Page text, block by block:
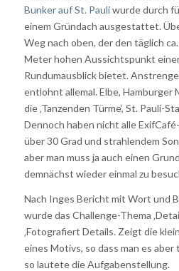
Bunker auf St. Pauliwurde durch
einem Gründach ausgestattet.
Weg nach oben, der den täglich
Meter hohen Aussichtspunkt
Rundumausblick bietet.
entlohnt allemal. Elbe, Hamburger
die ‚Tanzenden Türme‘, St. Pauli-
Dennoch haben nicht alle
über 30 Grad und strahlendem
aber man muss ja auch einen
demnächst wieder einmal zu
Nach Inges Bericht mit Wort und
wurde das Challenge-Thema
‚Fotografiert Details. Zeigt die
eines Motivs, so dass man es aber
so lautete die Aufgabenstellung.